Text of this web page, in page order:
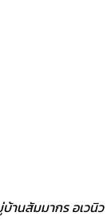
านสัมมากร อเวนิว